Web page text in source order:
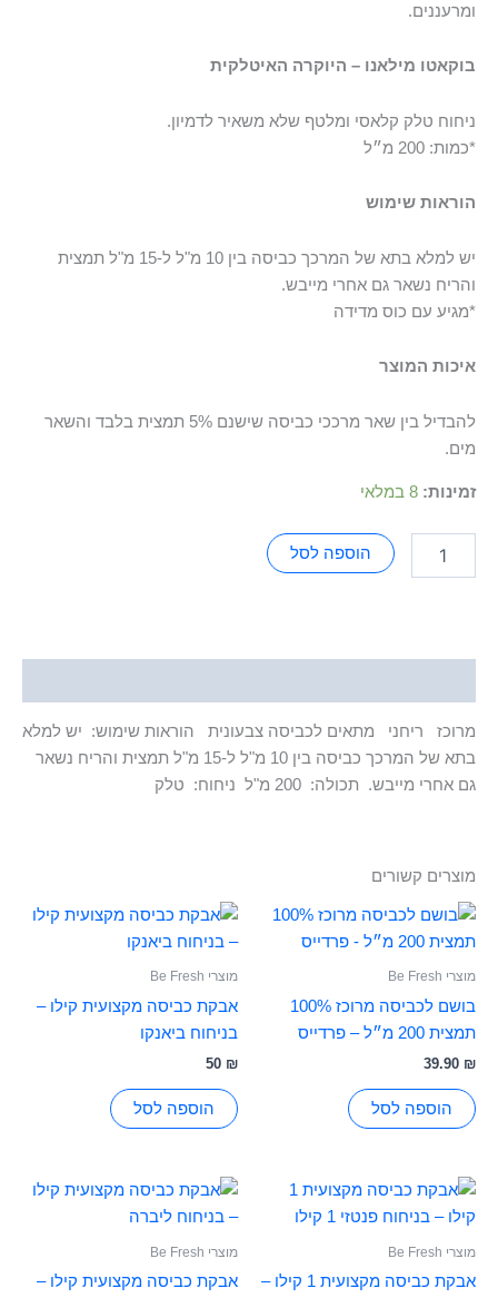
ומרעננים.
בוקאטו מילאנו – היוקרה האיטלקית
ניחוח טלק קלאסי ומלטף שלא משאיר לדמיון.
*כמות: 200 מ״ל
הוראות שימוש
יש למלא בתא של המרכך כביסה בין 10 מ"ל ל-15 מ"ל תמצית
והריח נשאר גם אחרי מייבש.
*מגיע עם כוס מדידה
איכות המוצר
להבדיל בין שאר מרככי כביסה שישנם 5% תמצית בלבד והשאר
מים.
זמינות: 8 במלאי
הוספה לסל
מרוכז ריחני מתאים לכביסה צבעונית הוראות שימוש: יש למלא
בתא של המרכך כביסה בין 10 מ"ל ל-15 מ"ל תמצית והריח נשאר
גם אחרי מייבש.
תכולה: ניחוח: טלק
מוצרים קשורים
מוצרי Be Fresh
בושם לכביסה מרוכז 100%
תמצית 200 מ״ל – פרדייס
39.90 ₪
הוספה לסל
מוצרי Be Fresh
אבקת כביסה מקצועית קילו –
בניחוח ביאנקו
50 ₪
הוספה לסל
מוצרי Be Fresh
אבקת כביסה מקצועית 1 קילו –
מוצרי Be Fresh
אבקת כביסה מקצועית קילו –